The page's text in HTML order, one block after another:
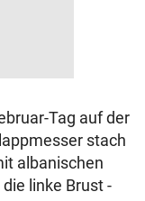
Tag auf der
stach
albanischen
linke Brust -